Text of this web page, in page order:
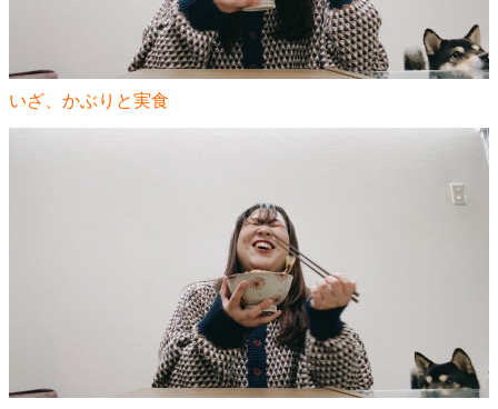
いざ、かぶりと実食